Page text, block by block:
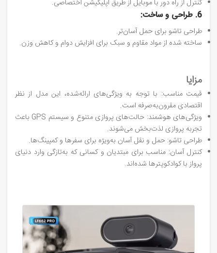
کنترل از راه دور با موبایل از طریق اپلیکیشن اختصاصی.
6. طراحی و ساخت:
طراحی تاشو برای حمل آسان‌تر.
ساخته شده از مواد مقاوم و سبک برای افزایش دوام و کاهش وزن.
مزایا
قیمت مناسب: با توجه به ویژگی‌های ارائه‌شده، این مدل از نظر
اقتصادی مقرون‌به‌صرفه است.
ویژگی‌های هوشمند: حالت‌های پروازی متنوع و سیستم GPS باعث
تجربه پروازی لذت‌بخش می‌شوند.
طراحی تاشو: حمل و نقل آسان به‌ویژه برای سفرها و کمپینگ‌ها.
کنترل آسان: مناسب برای مبتدیان و کسانی که به‌تازگی وارد دنیای
پرواز با کوادکوپترها شده‌اند.